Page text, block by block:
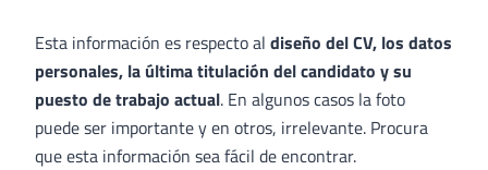
Esta información es respecto al diseño del CV, los datos
personales, la última titulación del candidato y su
puesto de trabajo actual. En algunos casos la foto
puede ser importante y en otros, irrelevante. Procura
que esta información sea fácil de encontrar.